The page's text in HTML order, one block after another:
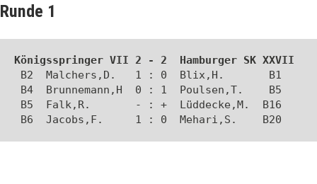
Runde 1
Königsspringer VII 2 - 2  Hamburger SK XXVII
B2  Malchers,D.   1 : 0  Blix,H.       B1
B4  Brunnemann,H  0 : 1  Poulsen,T.    B5
B5  Falk,R.       - : +  Lüddecke,M.  B16
B6  Jacobs,F.     1 : 0  Mehari,S.    B20